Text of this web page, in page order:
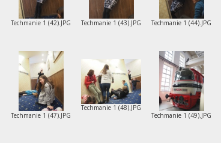
Techmanie 1 (42).JPG Techmanie 1 (43).JPG Techmanie 1 (44).JPG
Techmanie 1 (47).JPG
Techmanie 1 (48).JPG
Techmanie 1 (49).JPG